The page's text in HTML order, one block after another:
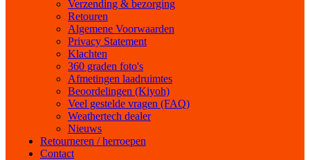
Verzending & bezorging
Retouren
Algemene Voorwaarden
Privacy Statement
Klachten
360 graden foto's
Afmetingen laadruimtes
Beoordelingen (Kiyoh)
Veel gestelde vragen (FAQ)
Weathertech dealer
Nieuws
Retourneren / herroepen
Contact